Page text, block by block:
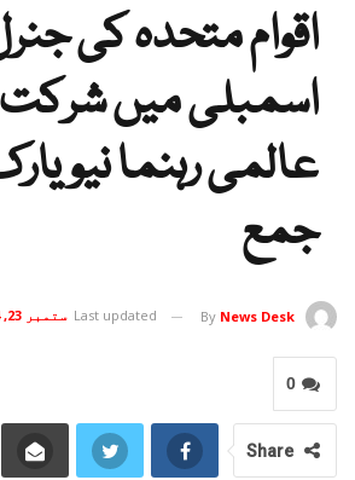
اقوام متحدہ کی
اسمبلی میں
عالمی رہنما
جمع
By News Desk
Last updated ستمبر 23, 2024
0
Share